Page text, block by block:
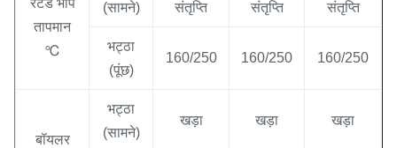
रेटेड भाप
तापमान
℃
(सामने)
संतृप्ति
संतृप्ति
संतृप्ति
भट्ठा
(पूंछ)
160/250 160/250 160/250
बॉयलर
भट्ठा
(सामने)
खड़ा खड़ा खड़ा